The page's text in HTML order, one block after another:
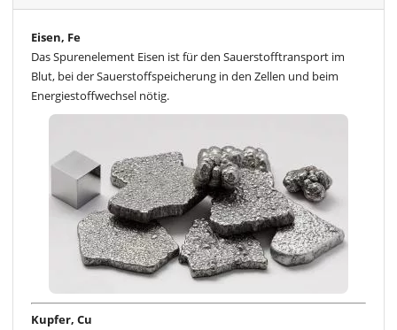
Eisen, Fe
Das Spurenelement Eisen ist für den Sauerstofftransport im
Blut, bei der Sauerstoffspeicherung in den Zellen und beim
Energiestoffwechsel nötig.
Kupfer, Cu